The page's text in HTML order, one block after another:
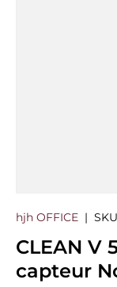
hjh OFFICE |
CLEAN V
capteur